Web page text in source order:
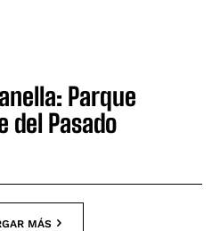
Parque
del Pasado
MÁS